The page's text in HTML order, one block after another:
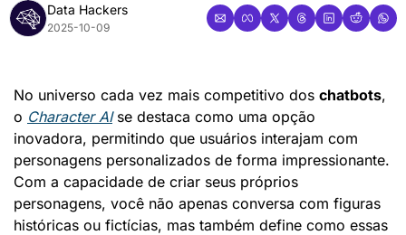
Data Hackers
2025-10-09
No universo cada vez mais competitivo dos chatbots,
o Character AI se destaca como uma opção
inovadora, permitindo que usuários interajam com
personagens personalizados de forma impressionante.
Com a capacidade de criar seus próprios
personagens, você não apenas conversa com figuras
históricas ou fictícias, mas também define como essas